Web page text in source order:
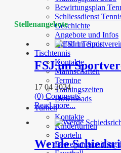
Bewirtungsplan
Schliessdienst
Geschichte
Angebote und Infos
Anfahrt Tennis
Tischtennis
Kontakte
Mannschaften
Termine
Trainingszeiten
Downloads
Turnen
Kontakte
Kinderturnen
Sporteln
Bewegungstraining
Stellenangebote
FSJ im
17 04 2024
(0) Comments
Read more...
Werde